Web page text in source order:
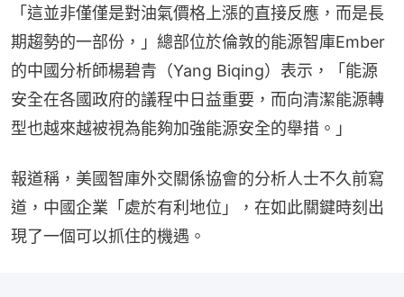
「這並非僅僅是對油氣價格上漲的直接反應，而是長
期趨勢的一部份，」總部位於倫敦的能源智庫Ember
的中國分析師楊碧青（Yang Biqing）表示，「能源
安全在各國政府的議程中日益重要，而向清潔能源轉
型也越來越被視為能夠加強能源安全的舉措。」
報道稱，美國智庫外交關係協會的分析人士不久前寫
道，中國企業「處於有利地位」，在如此關鍵時刻出
現了一個可以抓住的機遇。